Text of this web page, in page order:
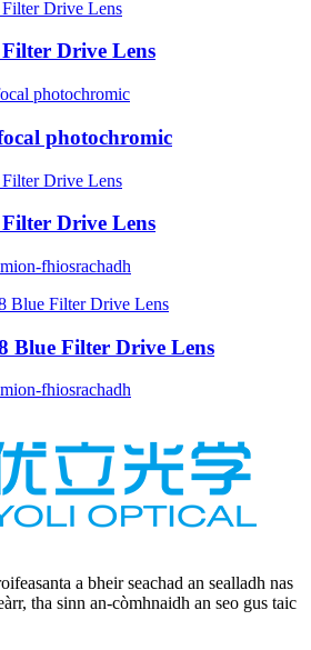
Drive Lens
photochromic
Drive Lens
mion-fhiosrachadh
Blue Filter Drive Lens
mion-fhiosrachadh
a bheir seachad an sealladh nas
tha sinn an-còmhnaidh an seo gus taic